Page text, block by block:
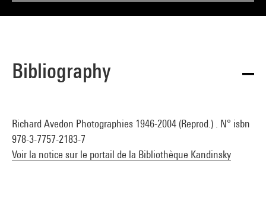
Bibliography
Richard Avedon Photographies 1946-2004 (Reprod.) . N° isbn
978-3-7757-2183-7
Voir la notice sur le portail de la Bibliothèque Kandinsky